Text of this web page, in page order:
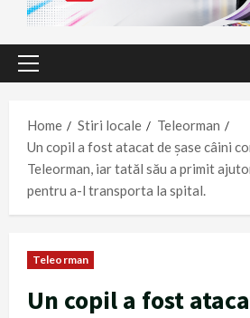
Primary
Home
Stiri locale
Teleorman
Un copil a fost atacat de șase câini
Teleorman, iar tatăl său a primit
pentru a-l transporta la spital.
Teleorman
Un copil a fost